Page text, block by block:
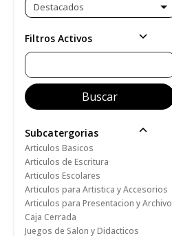
Destacados
Filtros Activos
Subcatergorias
Articulos Basicos
Articulos de Escritura
Articulos Escolares
Articulos para Artistica y Accesorios
Articulos para Presentacion y Archivo
Caja Cerrada
Juegos de Salon y Didacticos